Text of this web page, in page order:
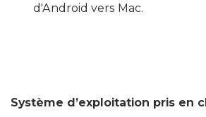
d'Android vers Mac.
Système d’exploitation pris en